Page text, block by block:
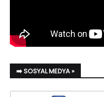
➡️ SOSYAL MEDYA »